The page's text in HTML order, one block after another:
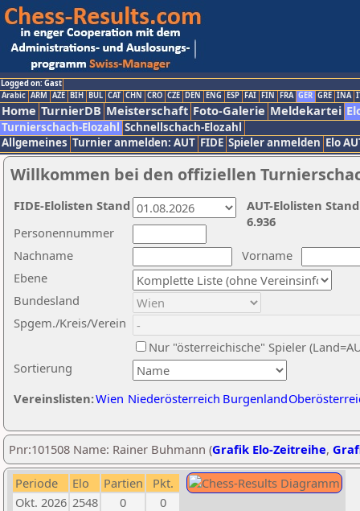
Logged on: Gast
Arabic ARM AZE BIH BUL CAT CHN CRO CZE DEN ENG ESP FAI FIN FRA GER GRE INA
Home TurnierDB Meisterschaft Foto-Galerie Meldekartei
Turnierschach-Elozahl Schnellschach-Elozahl
Allgemeines Turnier anmelden: AUT FIDE Spieler anmelden Elo
Willkommen bei den offiziellen
Nachname
Vorname
Ebene
Sortierung
Personennummer
Bundesland
Spgem./Kreis/Verein
Nur "österreichische" Spieler
Vereinslisten:Wien Niederösterreich Burgenland
AUT-Elolisten
6.936
FIDE-Elolisten Stand
Pnr:101508 Name: Rainer Buhmann (Grafik Elo-Zeitreihe,
Periode Elo Partien
Pkt.
Okt. 2026 2548 0
0